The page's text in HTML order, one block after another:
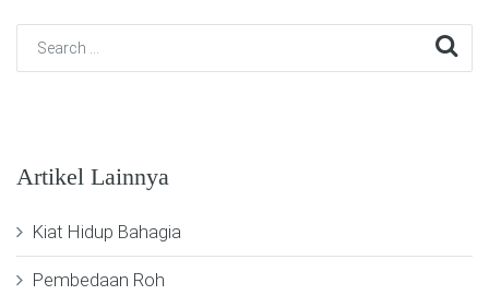
Artikel Lainnya
Kiat Hidup Bahagia
Pembedaan Roh